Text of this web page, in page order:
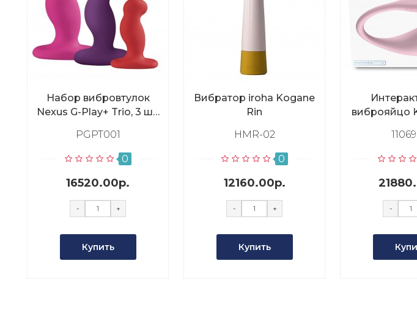
Набор вибровтулок
Nexus G-Play+ Trio, 3 шт,
PGPT001
0
16520.00р.
- +
Купить
Вибратор iroha Kogane
Rin
HMR-02
0
12160.00р.
- +
Купить
виброяйцо
-